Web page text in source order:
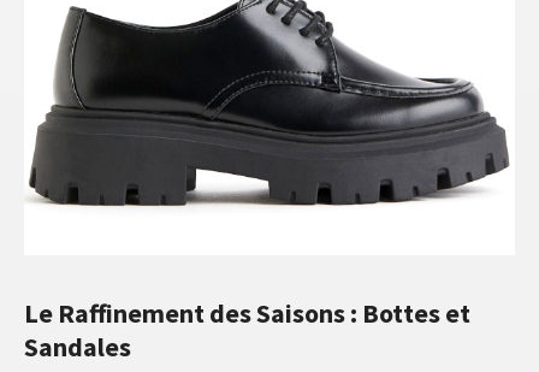
Le Raffinement des Saisons : Bottes et
Sandales